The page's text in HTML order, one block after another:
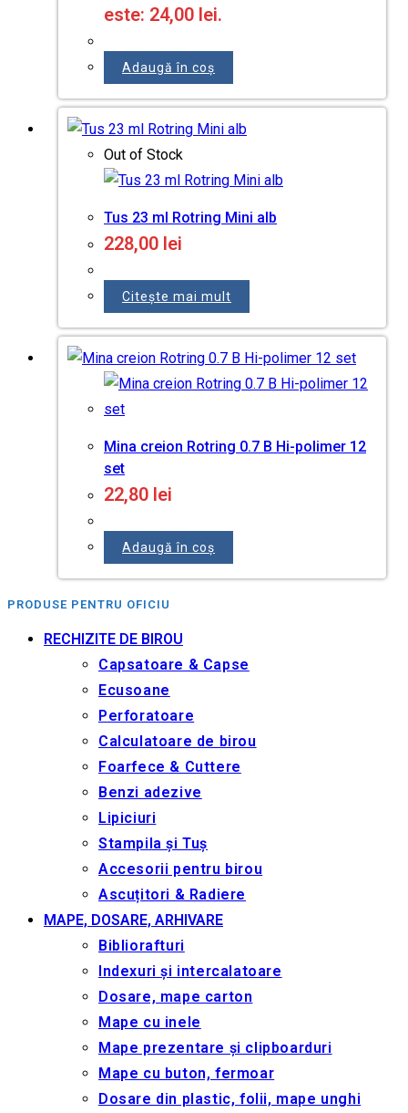
este: 24,00 lei.
Adaugă în coș
Out of Stock
Tus 23 ml Rotring Mini alb
228,00 lei
Citește mai mult
Mina creion Rotring 0.7 B Hi-polimer 12
set
22,80 lei
Adaugă în coș
PRODUSE PENTRU OFICIU
RECHIZITE DE BIROU
Capsatoare & Capse
Ecusoane
Perforatoare
Calculatoare de birou
Foarfece & Cuttere
Benzi adezive
Lipiciuri
Stampila și Tuș
Accesorii pentru birou
Ascuțitori & Radiere
MAPE, DOSARE, ARHIVARE
Bibliorafturi
Indexuri și intercalatoare
Dosare, mape carton
Mape cu inele
Mape prezentare și clipboarduri
Mape cu buton, fermoar
Dosare din plastic, folii, mape unghi